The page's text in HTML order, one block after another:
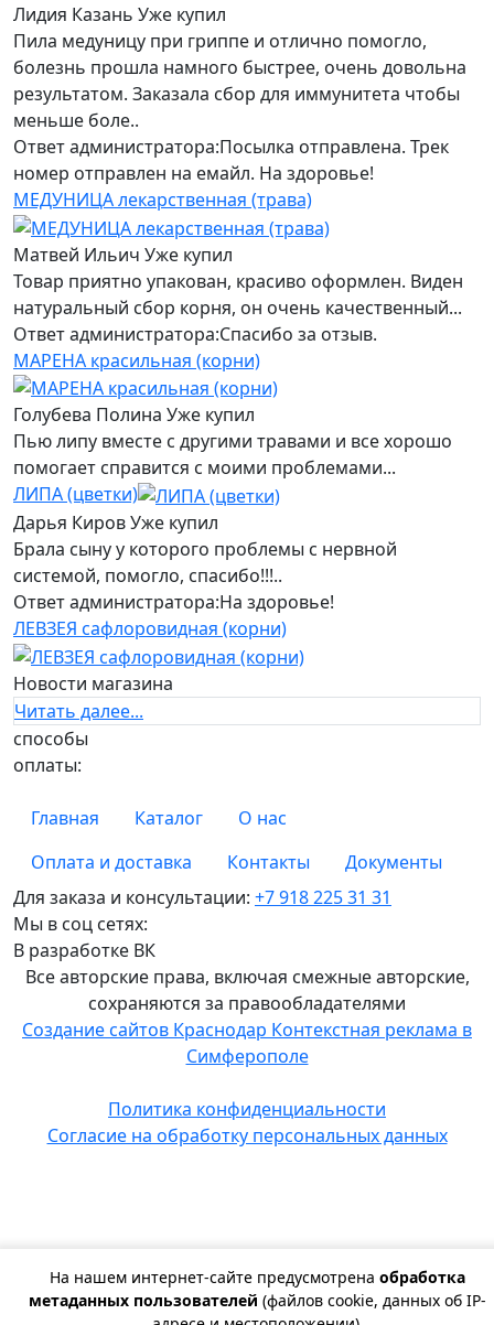
На нашем интернет-сайте предусмотрена обработка
метаданных пользователей (файлов cookie, данных об IP-
Новости магазина
Читать далее...
Лидия Казань Уже купил
Пила медуницу при гриппе и отлично помогло,
болезнь прошла намного быстрее, очень довольна
результатом. Заказала сбор для иммунитета чтобы
меньше боле..
Ответ администратора:Посылка отправлена. Трек
номер отправлен на емайл. На здоровье!
МЕДУНИЦА лекарственная (трава)
Матвей Ильич Уже купил
Товар приятно упакован, красиво оформлен. Виден
натуральный сбор корня, он очень качественный...
Ответ администратора:Спасибо за отзыв.
МАРЕНА красильная (корни)
Голубева Полина Уже купил
Пью липу вместе с другими травами и все хорошо
помогает справится с моими проблемами...
ЛИПА (цветки)
Дарья КировУже купил
Брала сыну у которого проблемы с нервной
системой, помогло, спасибо!!!..
Ответ администратора:На здоровье!
ЛЕВЗЕЯ сафлоровидная (корни)
cпособы
оплаты:
Главная Каталог
О нас
Оплата и доставка
Контакты
Документы
Для заказа и консультации: +7 918 225 31 31
Мы в соц сетях:
В разработке ВК
Все авторские права, включая смежные авторские,
сохраняются за правообладателями
Создание сайтов Краснодар Контекстная реклама в
Симферополе
Политика конфиденциальности
Согласие на обработку персональных данных